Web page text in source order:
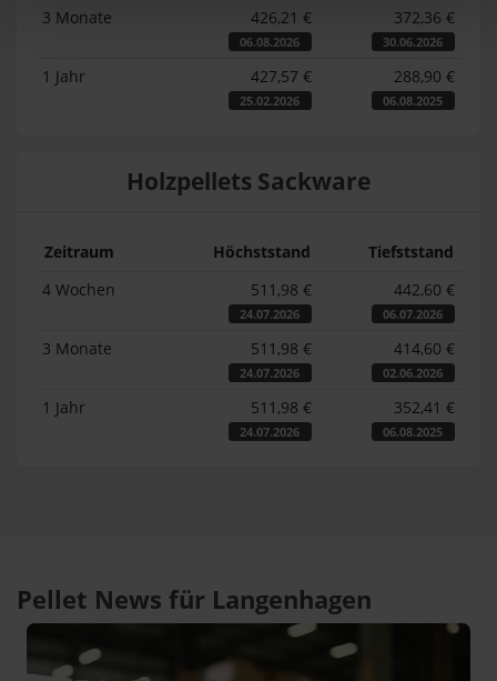
3 Monate 426,21 €
06.08.2026
372,36 €
30.06.2026
1 Jahr 427,57 €
25.02.2026
288,90 €
06.08.2025
Holzpellets Sackware
Zeitraum Höchststand
Tiefststand
4 Wochen
511,98 €
24.07.2026
442,60 €
06.07.2026
3 Monate 511,98 €
24.07.2026
414,60 €
02.06.2026
1 Jahr 511,98 €
24.07.2026
352,41 €
06.08.2025
Pellet News für Langenhagen